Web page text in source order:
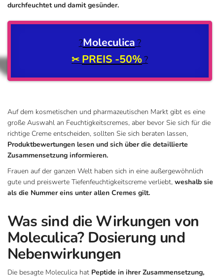
durchfeuchtet und damit gesünder.
?Moleculica?
✂ PREIS -50%?
Auf dem kosmetischen und pharmazeutischen Markt gibt es eine
große Auswahl an Feuchtigkeitscremes, aber bevor Sie sich für die
richtige Creme entscheiden, sollten Sie sich beraten lassen,
Produktbewertungen lesen und sich über die detaillierte
Zusammensetzung informieren.
Frauen auf der ganzen Welt haben sich in eine außergewöhnlich
gute und preiswerte Tiefenfeuchtigkeitscreme verliebt, weshalb sie
als die Nummer eins unter allen Cremes gilt.
Was sind die Wirkungen von
Moleculica? Dosierung und
Nebenwirkungen
Die besagte Moleculica hat Peptide in ihrer Zusammensetzung,